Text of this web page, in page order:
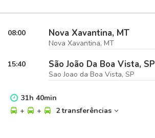
08:00 Nova Xavantina, MT
Nova Xavantina, MT
15:40 São João Da Boa Vista, SP
Sao Joao da Boa Vista, SP
31h 40min
+
+ 2 transferências